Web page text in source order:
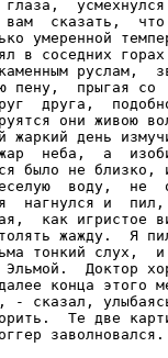
сказать,  что
умеренной
в соседних
руслам,
пену,  прыгая
друга,
они живою
жаркий день
неба,  а
было не близко,
воду,  не
нагнулся и
как игристое
жажду.  Я
тонкий слух,
Доктор
конца этого
- сказал,
Те две